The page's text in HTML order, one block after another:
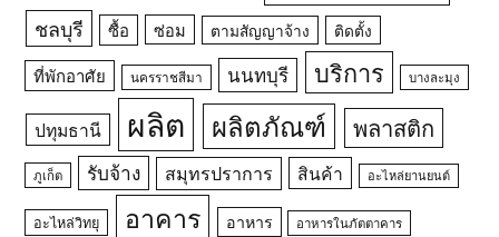
ชลบุรี ซื้อ ซ่อม ตามสัญญาจ้าง ติดตั้ง
ที่พักอาศัย นครราชสีมา นนทบุรี บริการ บางละมุง
ปทุมธานี ผลิต ผลิตภัณฑ์ พลาสติก
ภูเก็ต รับจ้าง สมุทรปราการ สินค้า อะไหล่ยานยนต์
อะไหล่วิทยุ อาคาร อาหาร อาหารในภัตตาคาร